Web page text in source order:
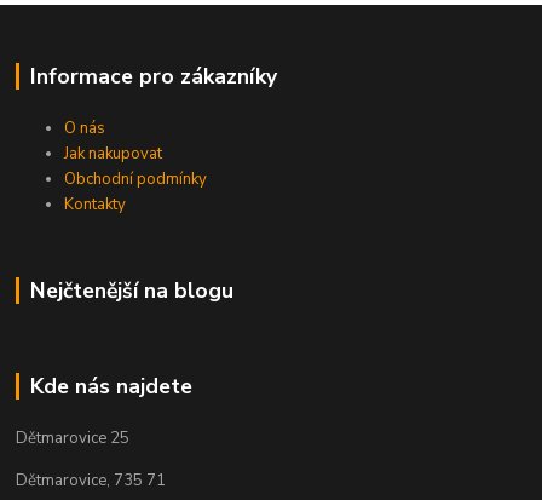
Informace pro zákazníky
O nás
Jak nakupovat
Obchodní podmínky
Kontakty
Nejčtenější na blogu
Kde nás najdete
Dětmarovice 25
Dětmarovice, 735 71